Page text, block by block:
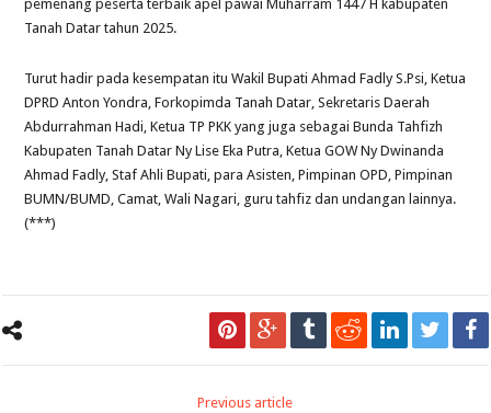
pemenang peserta terbaik apel pawai Muharram 1447 H kabupaten
Tanah Datar tahun 2025.
Turut hadir pada kesempatan itu Wakil Bupati Ahmad Fadly S.Psi, Ketua
DPRD Anton Yondra, Forkopimda Tanah Datar, Sekretaris Daerah
Abdurrahman Hadi, Ketua TP PKK yang juga sebagai Bunda Tahfizh
Kabupaten Tanah Datar Ny Lise Eka Putra, Ketua GOW Ny Dwinanda
Ahmad Fadly, Staf Ahli Bupati, para Asisten, Pimpinan OPD, Pimpinan
BUMN/BUMD, Camat, Wali Nagari, guru tahfiz dan undangan lainnya.
(***)
Previous article